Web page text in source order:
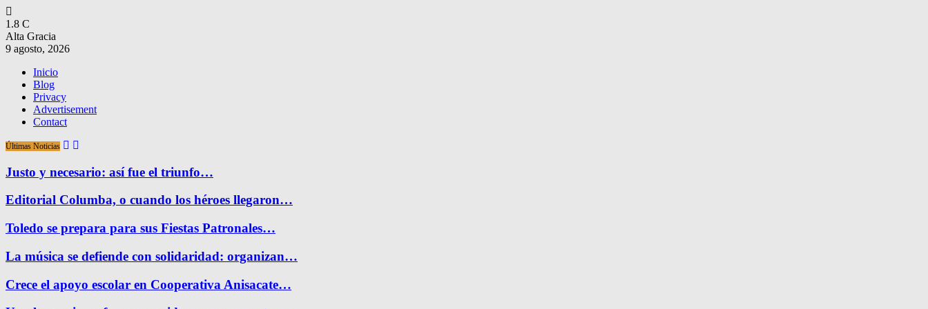
1.8 C
Alta Gracia
9 agosto, 2026
Inicio
Blog
Privacy
Advertisement
Contact
Últimas Noticias
Justo y necesario: así fue el triunfo…
Editorial Columba, o cuando los héroes llegaron…
Toledo se prepara para sus Fiestas Patronales…
La música se defiende con solidaridad: organizan…
Crece el apoyo escolar en Cooperativa Anisacate…